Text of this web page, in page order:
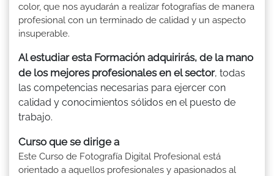
color, que nos ayudarán a realizar fotografías de manera
profesional con un terminado de calidad y un aspecto
insuperable.
Al estudiar esta Formación adquirirás, de la mano
de los mejores profesionales en el sector, todas
las competencias necesarias para ejercer con
calidad y conocimientos sólidos en el puesto de
trabajo.
Curso que se dirige a
Este Curso de Fotografía Digital Profesional está
orientado a aquellos profesionales y apasionados al